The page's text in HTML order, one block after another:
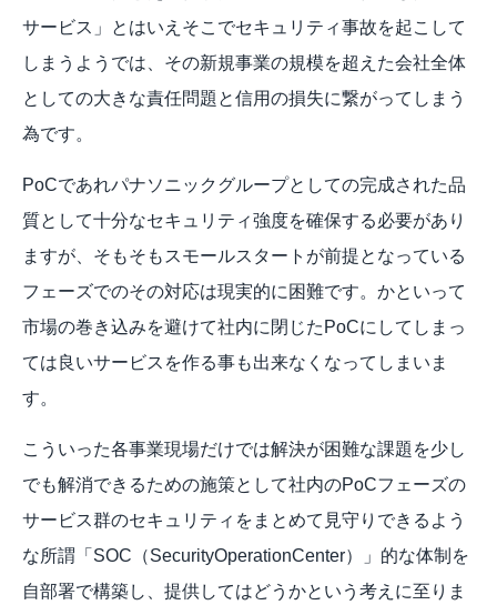
サービス」とはいえそこでセキュリティ事故を起こして
しまうようでは、その新規事業の規模を超えた会社全体
としての大きな責任問題と信用の損失に繋がってしまう
為です。
PoCであれパナソニックグループとしての完成された品
質として十分なセキュリティ強度を確保する必要があり
ますが、そもそもスモールスタートが前提となっている
フェーズでのその対応は現実的に困難です。かといって
市場の巻き込みを避けて社内に閉じたPoCにしてしまっ
ては良いサービスを作る事も出来なくなってしまいま
す。
こういった各事業現場だけでは解決が困難な課題を少し
でも解消できるための施策として社内のPoCフェーズの
サービス群のセキュリティをまとめて見守りできるよう
な所謂「SOC（SecurityOperationCenter）」的な体制を
自部署で構築し、提供してはどうかという考えに至りま